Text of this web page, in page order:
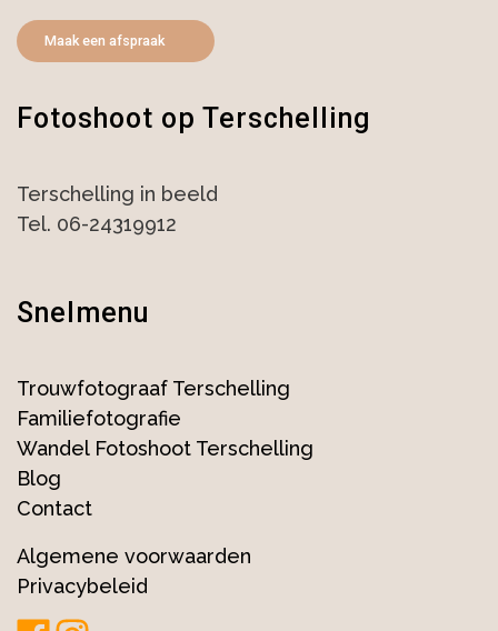
Maak een afspraak
Fotoshoot op Terschelling
Terschelling in beeld
Tel. 06-24319912
Snelmenu
Trouwfotograaf Terschelling
Familiefotografie
Wandel Fotoshoot Terschelling
Blog
Contact
Algemene voorwaarden
Privacybeleid